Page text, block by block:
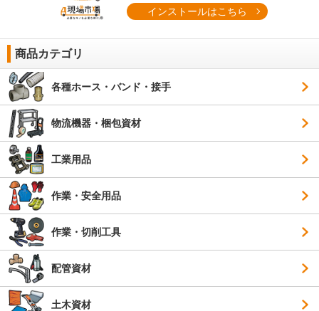
インストールはこちら
商品カテゴリ
各種ホース・バンド・接手
物流機器・梱包資材
工業用品
作業・安全用品
作業・切削工具
配管資材
土木資材